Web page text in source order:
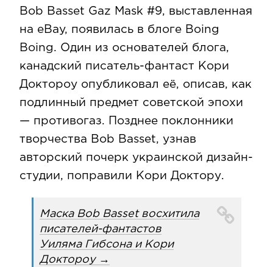
Bob Basset Gaz Mask #9, выставленная
на eBay, появилась в блоге Boing
Boing. Один из основателей блога,
канадский писатель-фантаст Кори
Доктороу опубликовал её, описав, как
подлинный предмет советской эпохи
— противогаз. Позднее поклонники
творчества Bob Basset, узнав
авторский почерк украинской дизайн-
студии, поправили Кори Доктору.
Маска Bob Basset восхитила
писателей-фантастов
Уиляма Гибсона и Кори
Доктороу →